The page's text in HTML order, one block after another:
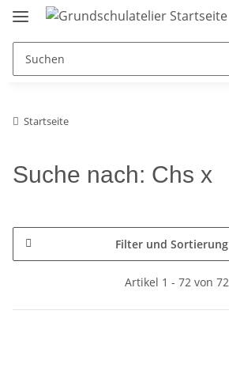
Startseite
Suche nach: Chs x
Filter und Sortierung
Artikel 1 - 72 von 72